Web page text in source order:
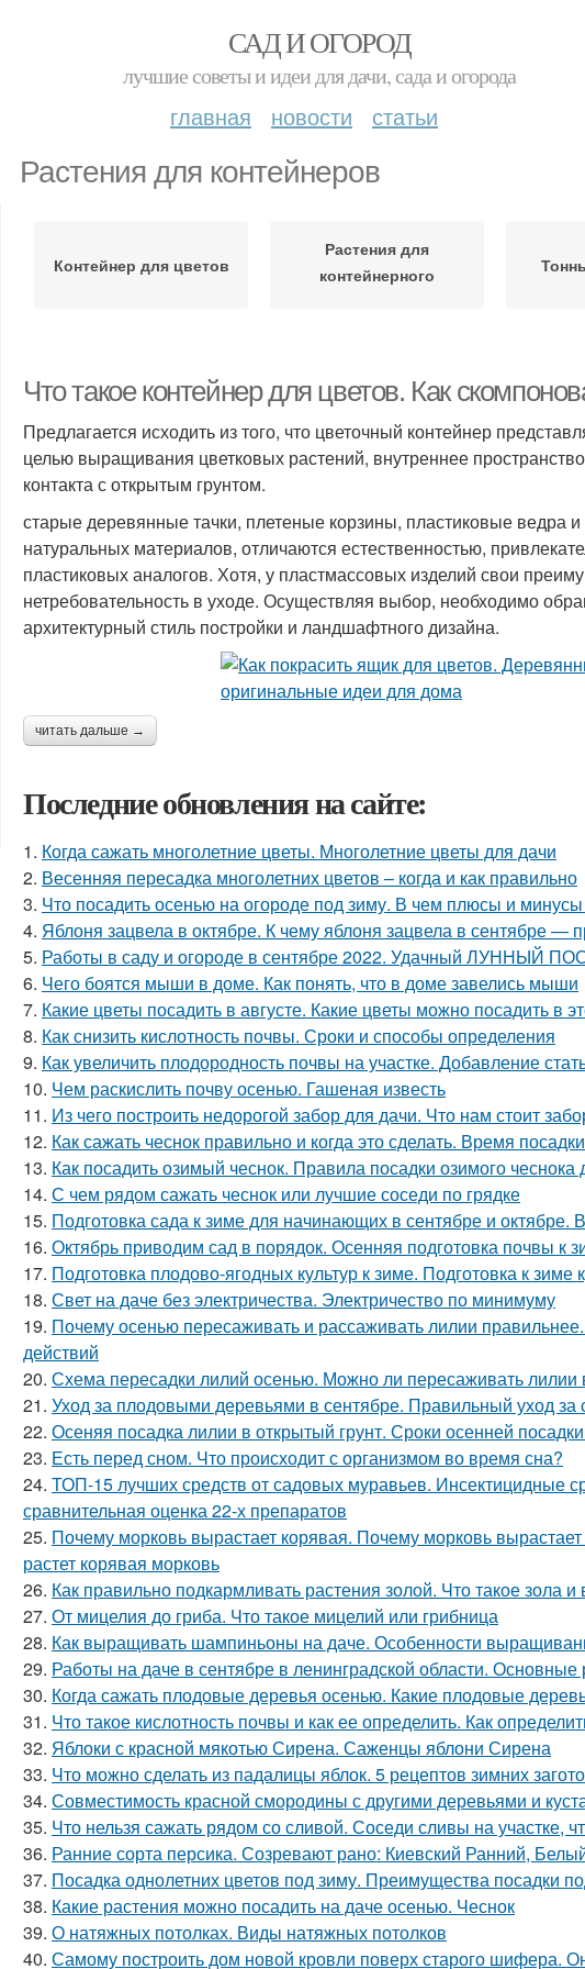
САД И ОГОРОД
лучшие советы и идеи для дачи, сада и огорода
главная новости статьи
Растения для контейнеров
Контейнер для цветов
Растения для
контейнерного
Что такое контейнер для цветов. Как
Предлагается исходить из того, что цветочный контейнер
целью выращивания цветковых растений, внутреннее
контакта с открытым грунтом.
старые деревянные тачки, плетеные корзины, пластиковые ведра
натуральных материалов, отличаются естественностью,
пластиковых аналогов. Хотя, у пластмассовых изделий свои
нетребовательность в уходе. Осуществляя выбор, необходимо
архитектурный стиль постройки и ландшафтного дизайна.
читать дальше →
Последние обновления на сайте:
1. Когда сажать многолетние цветы. Многолетние цветы для дачи
2. Весенняя пересадка многолетних цветов – когда и как правильно
3. Что посадить осенью на огороде под зиму. В чем плюсы и
4. Яблоня зацвела в октябре. К чему яблоня зацвела в сентябре —
5. Работы в саду и огороде в сентябре 2022. Удачный ЛУННЫЙ
6. Чего боятся мыши в доме. Как понять, что в доме завелись мыши
7. Какие цветы посадить в августе. Какие цветы можно посадить в
8. Как снизить кислотность почвы. Сроки и способы определения
9. Как увеличить плодородность почвы на участке. Добавление
10. Чем раскислить почву осенью. Гашеная известь
11. Из чего построить недорогой забор для дачи. Что нам стоит
12. Как сажать чеснок правильно и когда это сделать. Время
13. Как посадить озимый чеснок. Правила посадки озимого
14. С чем рядом сажать чеснок или лучшие соседи по грядке
15. Подготовка сада к зиме для начинающих в сентябре и октябре.
16. Октябрь приводим сад в порядок. Осенняя подготовка почвы к
17. Подготовка плодово-ягодных культур к зиме. Подготовка к зиме
18. Свет на даче без электричества. Электричество по минимуму
19. Почему осенью пересаживать и рассаживать лилии
действий
20. Схема пересадки лилий осенью. Можно ли пересаживать лилии
21. Уход за плодовыми деревьями в сентябре. Правильный уход
22. Осеняя посадка лилии в открытый грунт. Сроки осенней
23. Есть перед сном. Что происходит с организмом во время сна?
24. ТОП-15 лучших средств от садовых муравьев. Инсектицидные
сравнительная оценка 22-х препаратов
25. Почему морковь вырастает корявая. Почему морковь
растет корявая морковь
26. Как правильно подкармливать растения золой. Что такое зола и
27. От мицелия до гриба. Что такое мицелий или грибница
28. Как выращивать шампиньоны на даче. Особенности
29. Работы на даче в сентябре в ленинградской области.
30. Когда сажать плодовые деревья осенью. Какие плодовые
31. Что такое кислотность почвы и как ее определить. Как
32. Яблоки с красной мякотью Сирена. Саженцы яблони Сирена
33. Что можно сделать из падалицы яблок. 5 рецептов зимних
34. Совместимость красной смородины с другими деревьями и
35. Что нельзя сажать рядом со сливой. Соседи сливы на участке,
36. Ранние сорта персика. Созревают рано: Киевский Ранний,
37. Посадка однолетних цветов под зиму. Преимущества посадки
38. Какие растения можно посадить на даче осенью. Чеснок
39. О натяжных потолках. Виды натяжных потолков
40. Самому построить дом новой кровли поверх старого шифера.